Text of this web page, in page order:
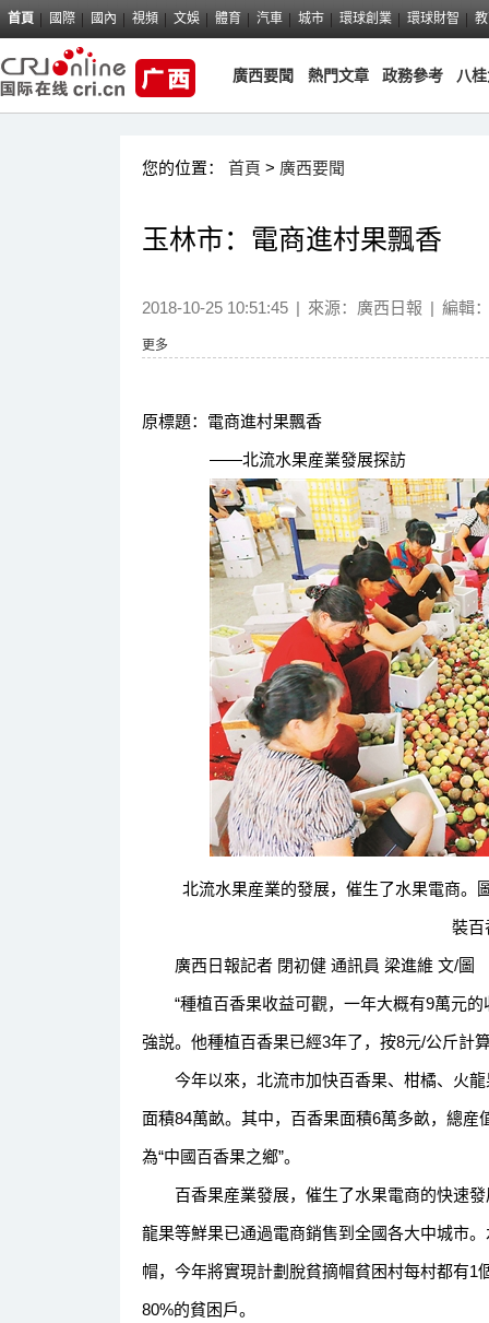
首頁 國際 國內 視頻 文娛 體育 汽車 城市 環球創業 環球財智
廣西要聞 熱門文章 政務參考 八
您的位置： 首頁 > 廣西要聞
玉林市：電商進村果飄香
2018-10-25 10:51:45 | 來源： 廣西日報 | 編輯
更多
原標題：電商進村果飄香
——北流水果産業發展探訪
北流水果産業的發展，催生了水果電商。
裝百
廣西日報記者 閉初健 通訊員 梁進維 文/圖
“種植百香果收益可觀，一年大概有9萬元的
強説。他種植百香果已經3年了，按8元/公斤計
今年以來，北流市加快百香果、柑橘、火龍
面積84萬畝。其中，百香果面積6萬多畝，總
為“中國百香果之鄉”。
百香果産業發展，催生了水果電商的快速發
龍果等鮮果已通過電商銷售到全國各大中城市
帽，今年將實現計劃脫貧摘帽貧困村每村都有
80%的貧困戶。